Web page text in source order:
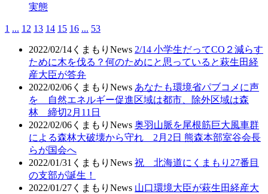
実態
1 ... 12 13 14 15 16 ... 53
2022/02/14 くまもりNews 2/14 小学生だってCO２減らす
ために木を伐る？何のためにと思っていると萩生田経
産大臣が答弁
2022/02/06 くまもりNews あなたも環境省パブコメに声
を 自然エネルギー促進区域は都市、除外区域は森
林 締切2月11日
2022/02/06 くまもりNews 奥羽山脈を尾根筋巨大風車群
による森林大破壊から守れ 2月2日 熊森本部室谷会長
らが国会へ
2022/01/31 くまもりNews 祝 北海道にくまもり27番目
の支部が誕生！
2022/01/27 くまもりNews 山口環境大臣が萩生田経産大